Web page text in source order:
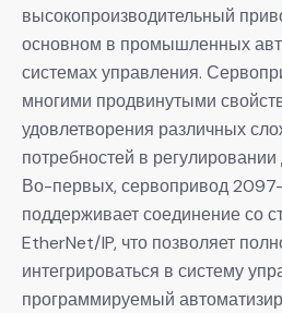
высокопроизводительный
основном в промышленных
системах управления.
многими продвинутыми
удовлетворения различных
потребностей в
Во-первых, сервопривод
поддерживает соединение со
EtherNet/IP, что позволяет
интегрироваться в систему
программируемый